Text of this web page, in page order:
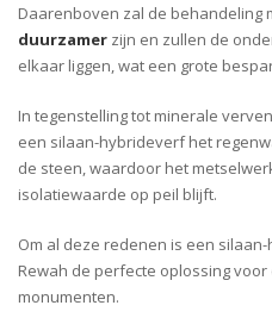
Daarenboven zal de
duurzamer zijn en zullen de
elkaar liggen, wat een grote
In tegenstelling tot minerale
een silaan-hybrideverf het
de steen, waardoor het
isolatiewaarde op peil blijft.
Om al deze redenen is een
Rewah de perfecte oplossing
monumenten.